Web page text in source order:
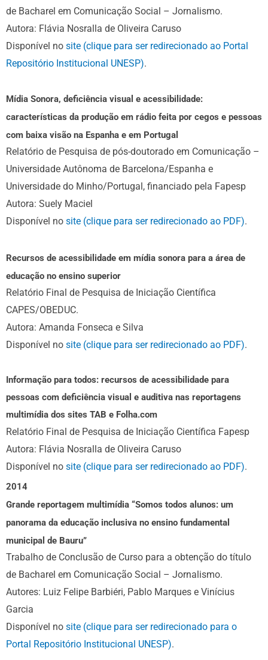
de Bacharel em Comunicação Social – Jornalismo.
Autora: Flávia Nosralla de Oliveira Caruso
Disponível no site (clique para ser redirecionado ao Portal
Repositório Institucional UNESP).
Mídia Sonora, deficiência visual e acessibilidade:
características da produção em rádio feita por cegos e pessoas
com baixa visão na Espanha e em Portugal
Relatório de Pesquisa de pós-doutorado em Comunicação –
Universidade Autônoma de Barcelona/Espanha e
Universidade do Minho/Portugal, financiado pela Fapesp
Autora: Suely Maciel
Disponível no site (clique para ser redirecionado ao PDF).
Recursos de acessibilidade em mídia sonora para a área de
educação no ensino superior
Relatório Final de Pesquisa de Iniciação Científica
CAPES/OBEDUC.
Autora: Amanda Fonseca e Silva
Disponível no site (clique para ser redirecionado ao PDF).
Informação para todos: recursos de acessibilidade para
pessoas com deficiência visual e auditiva nas reportagens
multimídia dos sites TAB e Folha.com
Relatório Final de Pesquisa de Iniciação Científica Fapesp
Autora: Flávia Nosralla de Oliveira Caruso
Disponível no site (clique para ser redirecionado ao PDF).
2014
Grande reportagem multimídia “Somos todos alunos: um
panorama da educação inclusiva no ensino fundamental
municipal de Bauru”
Trabalho de Conclusão de Curso para a obtenção do título
de Bacharel em Comunicação Social – Jornalismo.
Autores: Luiz Felipe Barbiéri, Pablo Marques e Vinícius
Garcia
Disponível no site (clique para ser redirecionado para o
Portal Repositório Institucional UNESP).